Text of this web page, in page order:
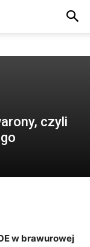
czyli
w brawurowej